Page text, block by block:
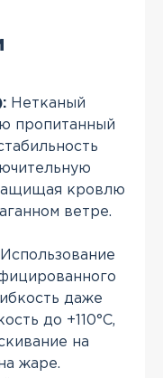
Нетканый
пропитанный
кровлю
ветре.
Использование
даже
до +110°С,
на
жаре.